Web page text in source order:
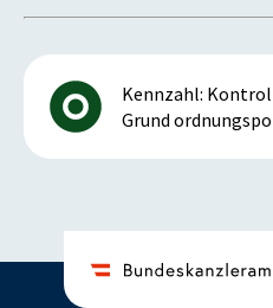
Kennzahl:
Grund